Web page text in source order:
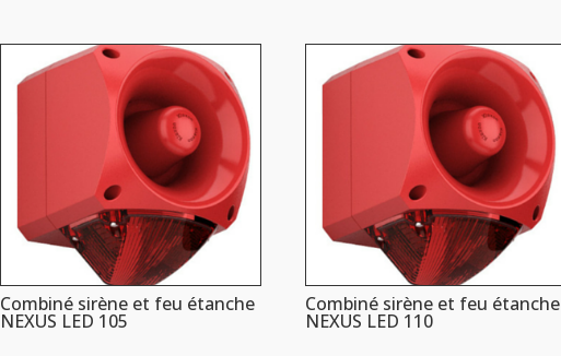
Combiné sirène et feu étanche
NEXUS LED 105
Combiné sirène et feu étanche
NEXUS LED 110